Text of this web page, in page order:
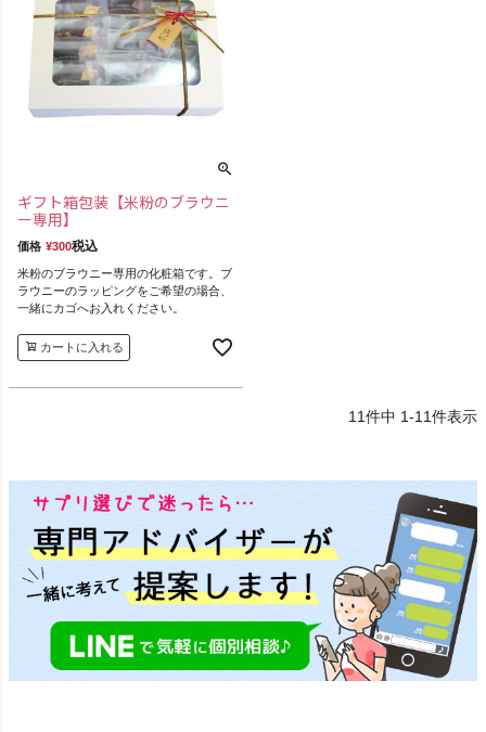
ギフト箱包装【米粉のブラウニ
ー専用】
価格 ¥300税込
米粉のブラウニー専用の化粧箱です。ブ
ラウニーのラッピングをご希望の場合、
一緒にカゴへお入れください。
カートに入れる
11件中 1-11件表示